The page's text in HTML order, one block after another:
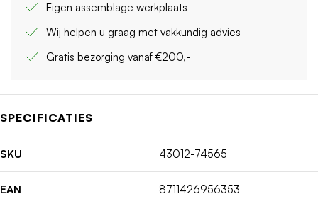
Eigen assemblage werkplaats
Wij helpen u graag met vakkundig advies
Gratis bezorging vanaf €200,-
SPECIFICATIES
SKU 43012-74565
EAN 8711426956353